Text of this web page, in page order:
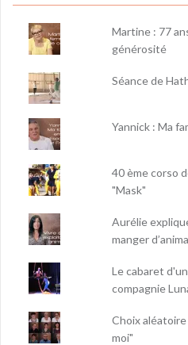
Martine : 77
générosité
Séance de
Yannick : Ma
40 ème corso
"Mask"
Aurélie
manger
Le cabaret
compagnie
Choix
moi"